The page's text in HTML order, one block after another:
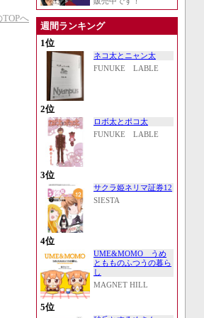
へ
週間ランキング
1位
ネコ太とニャン太
FUNUKE LABLE
2位
ロボ太とポコ太
FUNUKE LABLE
3位
サクラ姫ネリマ証券12
SIESTA
4位
UME&MOMO うめ
ともものふつうの暮ら
し
MAGNET HILL
5位